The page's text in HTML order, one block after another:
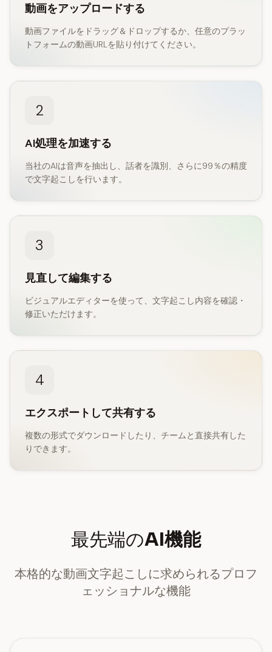
動画をアップロードする
動画ファイルをドラッグ＆ドロップするか、任意のプラッ
トフォームの動画URLを貼り付けてください。
2
AI処理を加速する
当社のAIは音声を抽出し、話者を識別、さらに99％の精度
で文字起こしを行います。
3
見直して編集する
ビジュアルエディターを使って、文字起こし内容を確認・
修正いただけます。
4
エクスポートして共有する
複数の形式でダウンロードしたり、チームと直接共有した
りできます。
最先端のAI機能
本格的な動画文字起こしに求められるプロフ
ェッショナルな機能